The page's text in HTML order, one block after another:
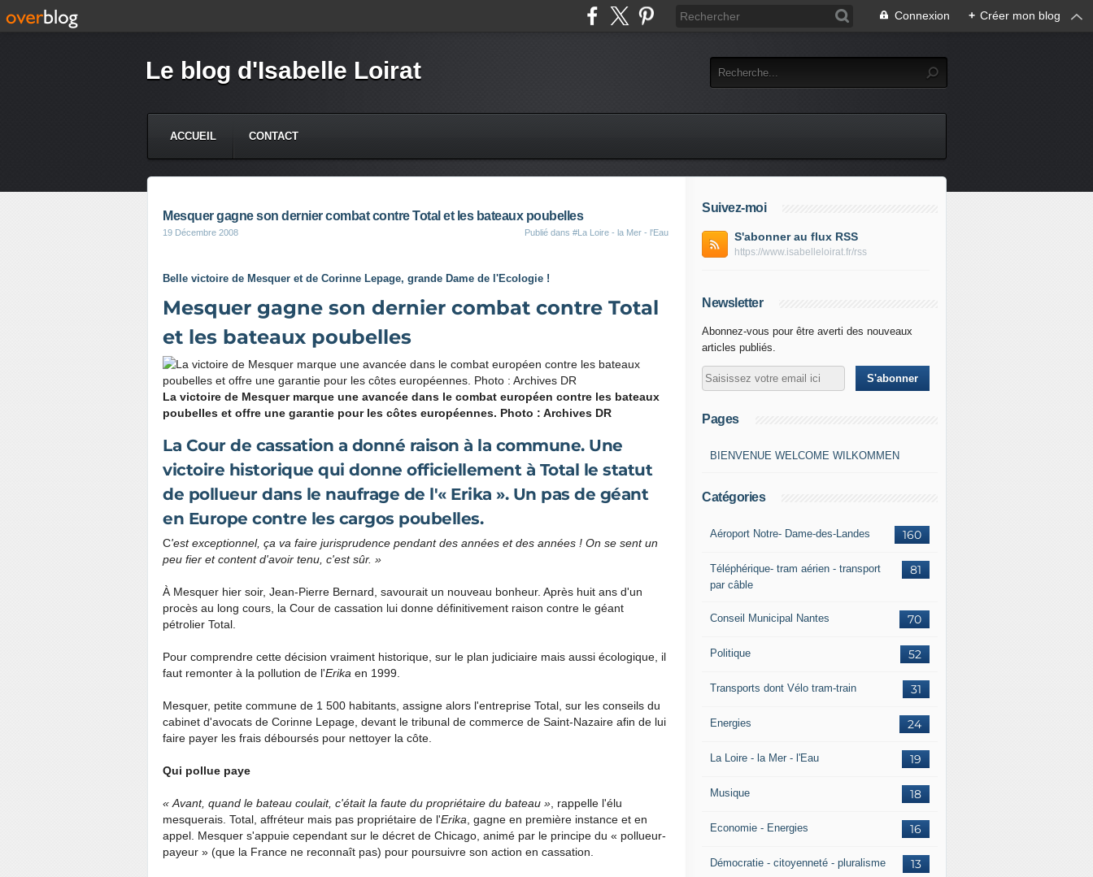
Connexion + Créer mon blog
Le blog d'Isabelle Loirat
ACCUEIL CONTACT
Mesquer gagne son dernier combat contre Total et les bateaux poubelles
19 Décembre 2008 Publié dans #La Loire - la Mer - l'Eau
Belle victoire de Mesquer et de Corinne Lepage, grande Dame de l'Ecologie !
Mesquer gagne son dernier combat contre Total
et les bateaux poubelles
La victoire de Mesquer marque une avancée dans le combat européen contre les bateaux
poubelles et offre une garantie pour les côtes européennes. Photo : Archives DR
La Cour de cassation a donné raison à la commune. Une
victoire historique qui donne officiellement à Total le statut
de pollueur dans le naufrage de l'« Erika ». Un pas de géant
en Europe contre les cargos poubelles.
C'est exceptionnel, ça va faire jurisprudence pendant des années et des années ! On se sent un
peu fier et content d'avoir tenu, c'est sûr. »
À Mesquer hier soir, Jean-Pierre Bernard, savourait un nouveau bonheur. Après huit ans d'un
procès au long cours, la Cour de cassation lui donne définitivement raison contre le géant
pétrolier Total.
Pour comprendre cette décision vraiment historique, sur le plan judiciaire mais aussi écologique, il
faut remonter à la pollution de l'Erika en 1999.
Mesquer, petite commune de 1 500 habitants, assigne alors l'entreprise Total, sur les conseils du
cabinet d'avocats de Corinne Lepage, devant le tribunal de commerce de Saint-Nazaire afin de lui
faire payer les frais déboursés pour nettoyer la côte.
Qui pollue paye
« Avant, quand le bateau coulait, c'était la faute du propriétaire du bateau » , rappelle l'élu
mesquerais. Total, affréteur mais pas propriétaire de l'Erika , gagne en première instance et en
appel. Mesquer s'appuie cependant sur le décret de Chicago, animé par le principe du « pollueur-
payeur » (que la France ne reconnaît pas) pour poursuivre son action en cassation.
Suivez-moi
S'abonner au flux RSS
https://www.isabelleloirat.fr/rss
Newsletter
Abonnez-vous pour être averti des nouveaux
articles publiés.
Pages
BIENVENUE WELCOME WILKOMMEN
Catégories
160
Aéroport Notre- Dame-des-Landes
81
Téléphérique- tram aérien - transport
par câble
70
Conseil Municipal Nantes
52
Politique
31
Transports dont Vélo tram-train
24
Energies
19
La Loire - la Mer - l'Eau
18
Musique
16
Economie - Energies
13
Démocratie - citoyenneté - pluralisme